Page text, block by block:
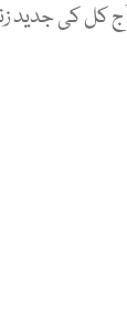
آج کل کی